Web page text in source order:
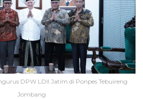
DPW LDII Jatim di Ponpes Tebuireng
Jombang